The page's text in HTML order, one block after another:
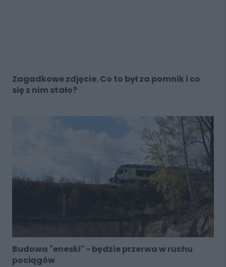
Zagadkowe zdjęcie. Co to był za pomnik i co
się z nim stało?
Budowa "eneski" - będzie przerwa w ruchu
pociągów